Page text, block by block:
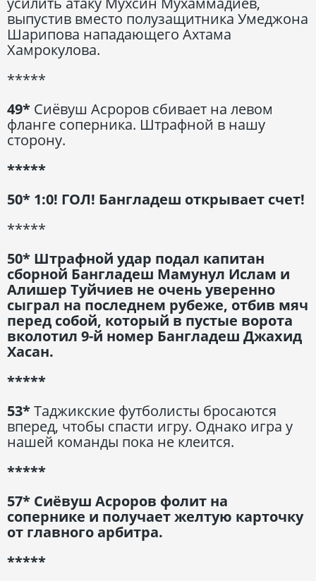
выпустив вместо полузащитника Умеджона
Шарипова нападающего Ахтама
Хамрокулова.
*****
49* Сиёвуш Асроров сбивает на левом
фланге соперника. Штрафной в нашу
сторону.
*****
50* 1:0! ГОЛ! Бангладеш открывает счет!
*****
50* Штрафной удар подал капитан
сборной Бангладеш Мамунул Ислам и
Алишер Туйчиев не очень уверенно
сыграл на последнем рубеже, отбив мяч
перед собой, который в пустые ворота
вколотил 9-й номер Бангладеш Джахид
Хасан.
*****
53*Таджикские футболисты бросаются
вперед, чтобы спасти игру. Однако игра у
нашей команды пока не клеится.
*****
57* Сиёвуш Асроров фолит на
сопернике и получает желтую карточку
от главного арбитра.
*****